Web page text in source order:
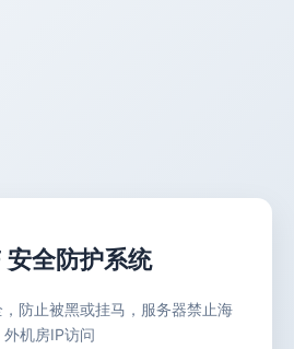
安全防护系统
防止被黑或挂马，服务器禁止海
外机房IP访问